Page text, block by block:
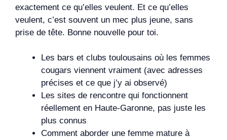
exactement ce qu’elles veulent. Et ce qu’elles
veulent, c’est souvent un mec plus jeune, sans
prise de tête. Bonne nouvelle pour toi.
Les bars et clubs toulousains où les femmes
cougars viennent vraiment (avec adresses
précises et ce que j’y ai observé)
Les sites de rencontre qui fonctionnent
réellement en Haute-Garonne, pas juste les
plus connus
Comment aborder une femme mature à